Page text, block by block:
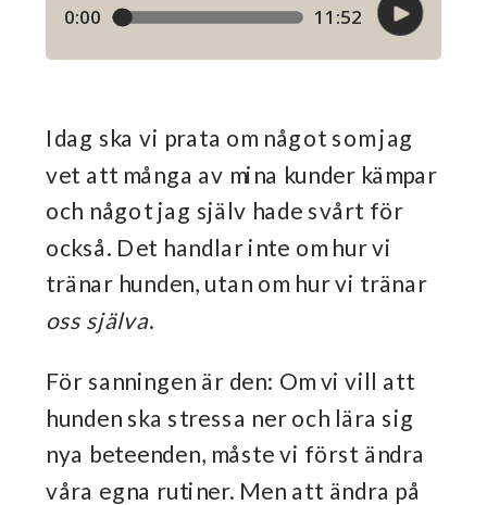
Idag ska vi prata om något som jag
vet att många av mina kunder kämpar
och något jag själv hade svårt för
också. Det handlar inte om hur vi
tränar hunden, utan om hur vi tränar
oss själva.
För sanningen är den: Om vi vill att
hunden ska stressa ner och lära sig
nya beteenden, måste vi först ändra
våra egna rutiner. Men att ändra på